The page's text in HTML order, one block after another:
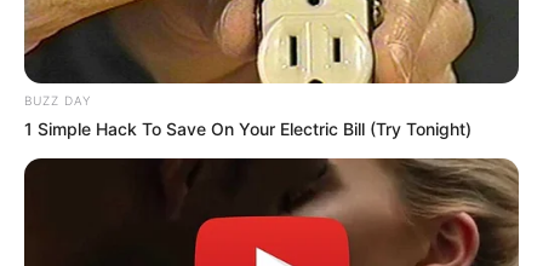
Categories
All
Avocadobaums
Wie rettet man eine verwelkte Orchidee? So
lassen Blumenexperten Orchideen wieder
BUZZ DAY
1 Simple Hack To Save On Your Electric Bill (Try Tonight)